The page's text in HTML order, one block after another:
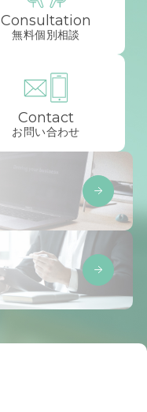
Consultation
無料個別相談
Contact
お問い合わせ